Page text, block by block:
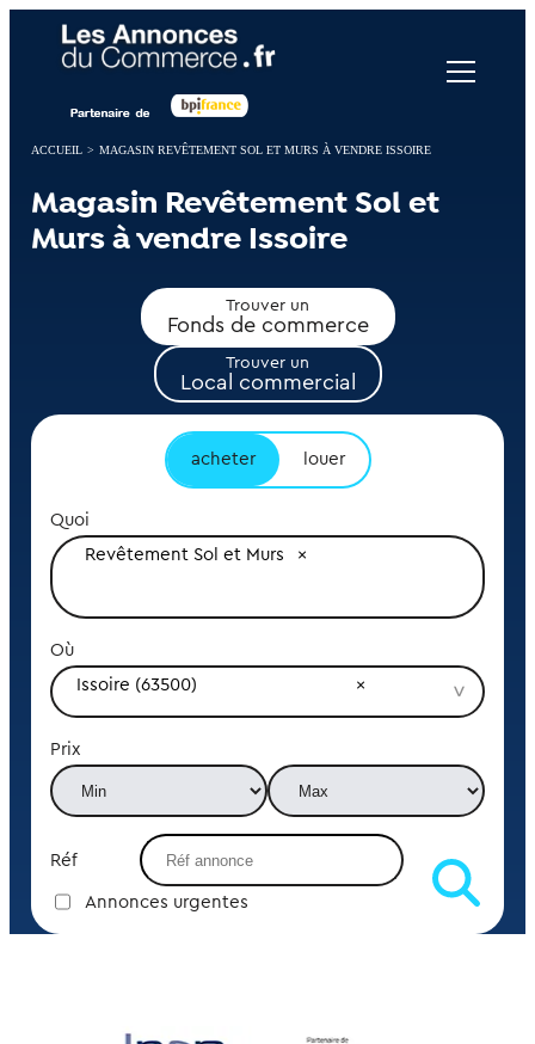
ACCUEIL > MAGASIN REVÊTEMENT SOL ET MURS À VENDRE ISSOIRE
Magasin Revêtement Sol et
Murs à vendre Issoire
Trouver un
Fonds de commerce
Trouver un
Local commercial
acheter louer
Quoi
Revêtement Sol et Murs
Où
Issoire (63500)
Prix
Réf
Annonces urgentes
Panneau de gestion des cookies